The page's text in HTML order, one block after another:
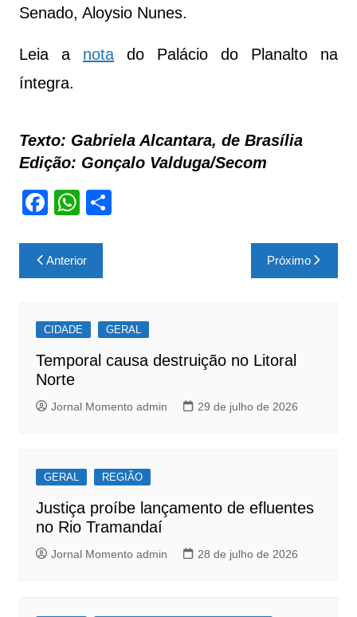
Senado, Aloysio Nunes.
Leia a notado Palácio do Planalto na
íntegra.
Texto: Gabriela Alcantara, de Brasília
Edição: Gonçalo Valduga/Secom
F
c
e
o
o
k
W
at
s
p
p
S
Navegação
de
Anterior Próximo
CIDADE GERAL
Temporal causa destruição no Litoral
Norte
Jornal Momento admin 29 de julho de 2026
GERAL REGIÃO
Justiça proíbe lançamento de efluentes
no Rio Tramandaí
Jornal Momento admin 28 de julho de 2026